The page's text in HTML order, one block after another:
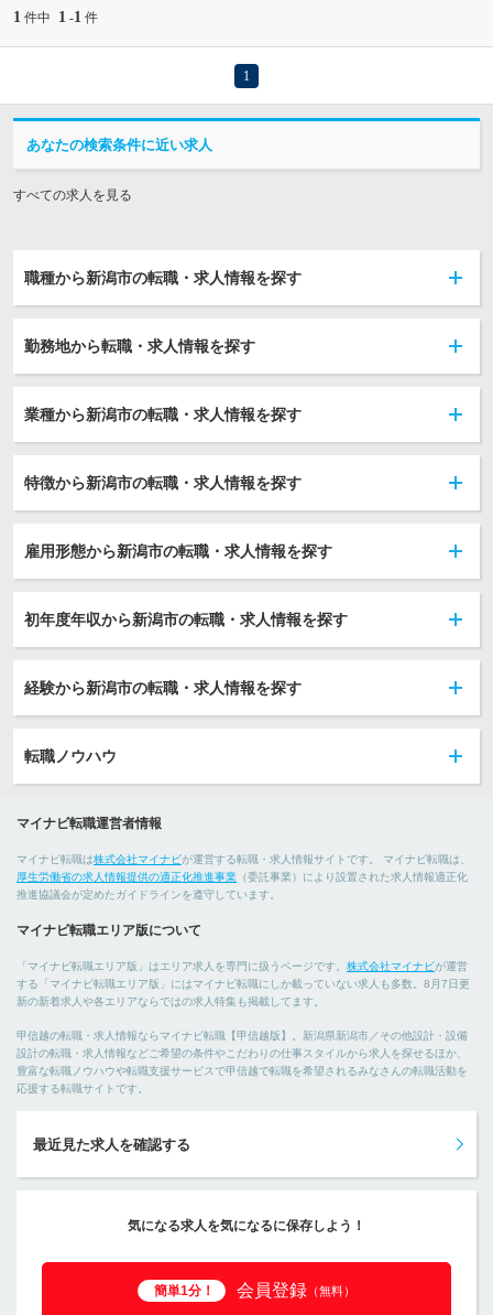
1 件中 1 -1 件
1
あなたの検索条件に近い求人
すべての求人を見る
職種から新潟市の転職・求人情報を探す
勤務地から転職・求人情報を探す
業種から新潟市の転職・求人情報を探す
特徴から新潟市の転職・求人情報を探す
雇用形態から新潟市の転職・求人情報を探す
初年度年収から新潟市の転職・求人情報を探す
経験から新潟市の転職・求人情報を探す
転職ノウハウ
マイナビ転職運営者情報
マイナビ転職は株式会社マイナビが運営する転職・求人情報サイトです。 マイナビ転職は、
厚生労働省の求人情報提供の適正化推進事業 （委託事業）により設置された求人情報適正化
推進協議会が定めたガイドラインを遵守しています。
マイナビ転職エリア版について
「マイナビ転職エリア版」はエリア求人を専門に扱うページです。 株式会社マイナビが運営
する「マイナビ転職エリア版」にはマイナビ転職にしか載っていない求人も多数。8月7日更
新の新着求人や各エリアならではの求人特集も掲載してます。
甲信越の転職・求人情報ならマイナビ転職【甲信越版】。新潟県新潟市／その他設計・設備
設計の転職・求人情報などご希望の条件やこだわりの仕事スタイルから求人を探せるほか、
豊富な転職ノウハウや転職支援サービスで甲信越で転職を希望されるみなさんの転職活動を
応援する転職サイトです。
最近見た求人を確認する
気になる求人を気になるに保存しよう！
簡単1分！ 会員登録 （無料）